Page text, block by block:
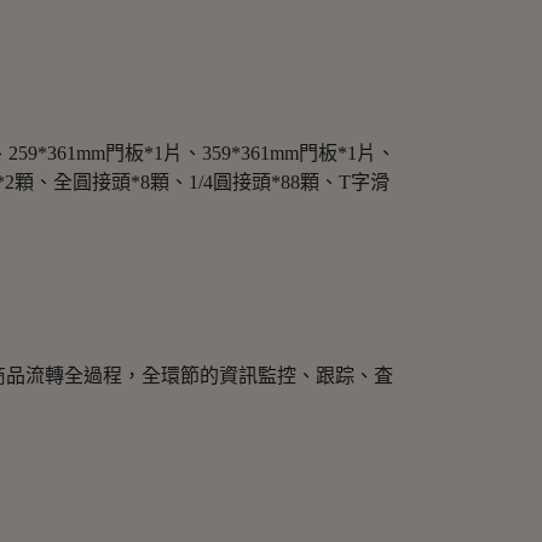
門板*1片、359*361mm門板*1片、
顆、全圓接頭*8顆、1/4圓接頭*88顆、T字滑
流轉全過程，全環節的資訊監控、跟踪、査